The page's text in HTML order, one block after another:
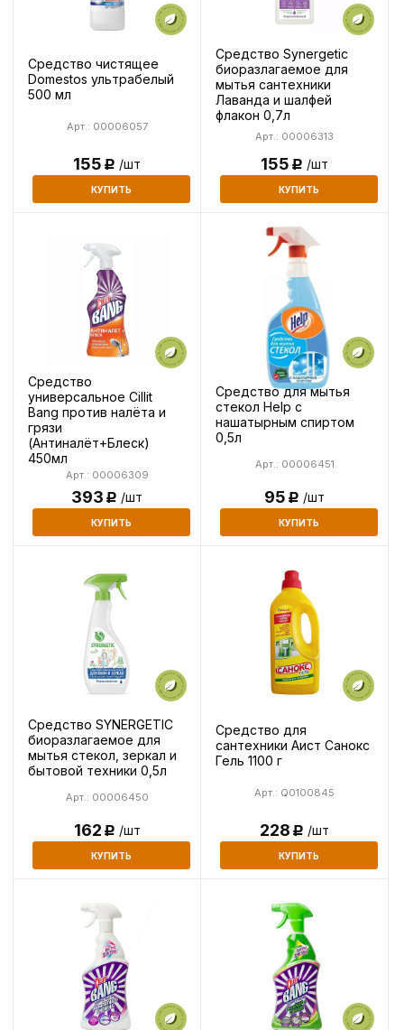
Средство чистящее
Domestos ультрабелый
500 мл
Арт.: 00006057
155Р /шт
КУПИТЬ
Средство Synergetic
биоразлагаемое для
мытья сантехники
Лаванда и шалфей
флакон 0,7л
Арт.: 00006313
155Р /шт
КУПИТЬ
Средство
универсальное Cillit
Bang против налёта и
грязи
(Антиналёт+Блеск)
450мл
Арт.: 00006309
393Р /шт
КУПИТЬ
Средство для мытья
стекол Help с
нашатырным спиртом
0,5л
Арт.: 00006451
95Р /шт
КУПИТЬ
Средство SYNERGETIC
биоразлагаемое для
мытья стекол, зеркал и
бытовой техники 0,5л
Арт.: 00006450
162Р /шт
КУПИТЬ
Средство для
сантехники Аист Санокс
Гель 1100 г
Арт.: Q0100845
228Р /шт
КУПИТЬ